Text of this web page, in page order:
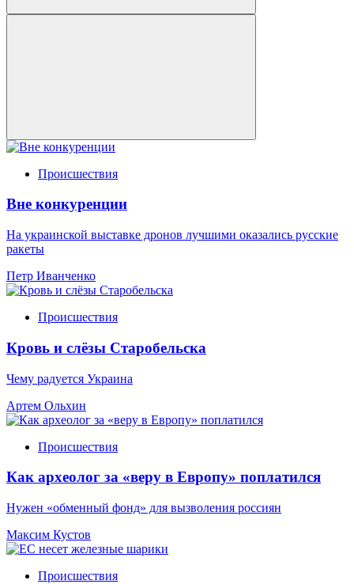
Происшествия
Вне конкуренции
На украинской выставке дронов лучшими оказались русские
ракеты
Петр Иванченко
Происшествия
Кровь и слёзы Старобельска
Чему радуется Украина
Артем Ольхин
Происшествия
Как археолог за «веру в Европу» поплатился
Нужен «обменный фонд» для вызволения россиян
Максим Кустов
Происшествия